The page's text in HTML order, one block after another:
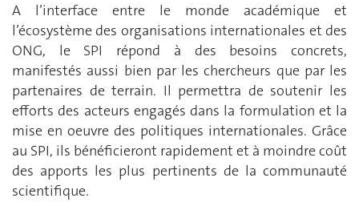
A l’interface entre le monde académique et
l’écosystème des organisations internationales et des
ONG, le SPI répond à des besoins concrets,
manifestés aussi bien par les chercheurs que par les
partenaires de terrain. Il permettra de soutenir les
efforts des acteurs engagés dans la formulation et la
mise en oeuvre des politiques internationales. Grâce
au SPI, ils bénéficieront rapidement et à moindre coût
des apports les plus pertinents de la communauté
scientifique.